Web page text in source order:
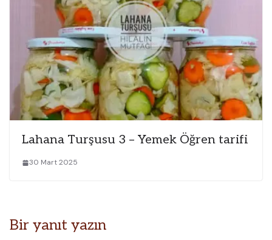
Lahana Turşusu 3 – Yemek Öğren tarifi
30 Mart 2025
Bir yanıt yazın